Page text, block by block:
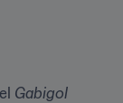
Gabigol